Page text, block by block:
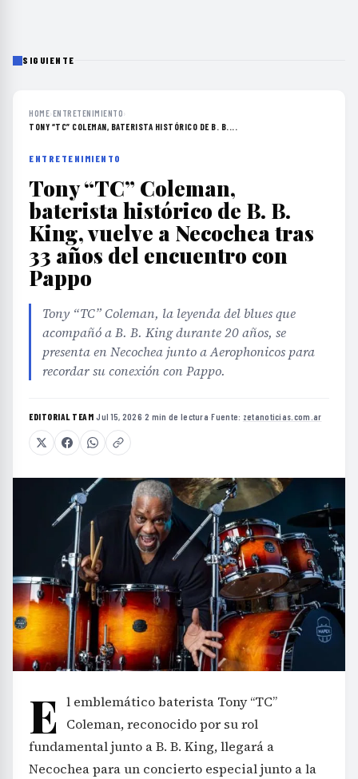
SIGUIENTE
HOME›ENTRETENIMIENTO›
TONY “TC” COLEMAN, BATERISTA HISTÓRICO DE B. B....
ENTRETENIMIENTO
Tony “TC” Coleman,
baterista histórico de B. B.
King, vuelve a Necochea tras
33 años del encuentro con
Pappo
Tony “TC” Coleman, la leyenda del blues que
acompañó a B. B. King durante 20 años, se
presenta en Necochea junto a Aerophonicos para
recordar su conexión con Pappo.
EDITORIAL TEAM·Jul 15, 2026·2 min de lectura·Fuente: zetanoticias.com.ar
E l emblemático baterista Tony “TC”
Coleman, reconocido por su rol
fundamental junto a B. B. King, llegará a
Necochea para un concierto especial junto a la